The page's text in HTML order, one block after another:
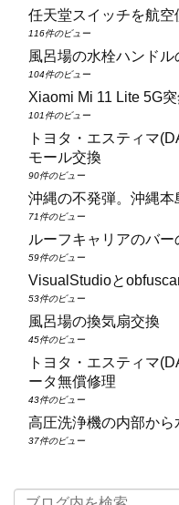
任天堂スイッチを航空
116件のビュー
風呂場の水栓ハンドル
104件のビュー
Xiaomi Mi 11 Lite 5G
101件のビュー
トヨタ・エスティマ
モール交換
90件のビュー
沖縄の不発弾。沖縄
71件のビュー
ルーフキャリアのバ
59件のビュー
VisualStudioと
53件のビュー
風呂場の換気扇交換
45件のビュー
トヨタ・エスティマ
ータ無償修理
43件のビュー
高圧洗浄機の内部か
37件のビュー